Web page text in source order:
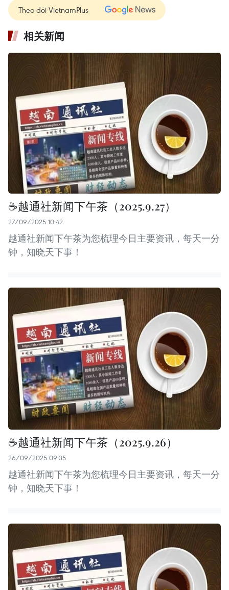
Theo dõi VietnamPlus
相关新闻
☕️越通社新闻下午茶（2025.9.27）
27/09/2025 10:42
越通社新闻下午茶为您梳理今日主要资讯，每天一分
钟，知晓天下事！
☕️越通社新闻下午茶（2025.9.26）
26/09/2025 09:35
越通社新闻下午茶为您梳理今日主要资讯，每天一分
钟，知晓天下事！